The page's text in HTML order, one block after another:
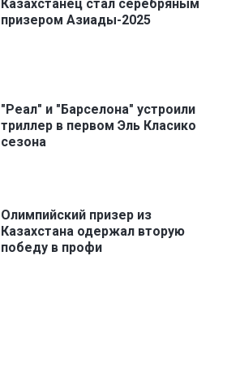
Казахстанец стал серебряным
призером Азиады-2025
"Реал" и "Барселона" устроили
триллер в первом Эль Класико
сезона
Олимпийский призер из
Казахстана одержал вторую
победу в профи